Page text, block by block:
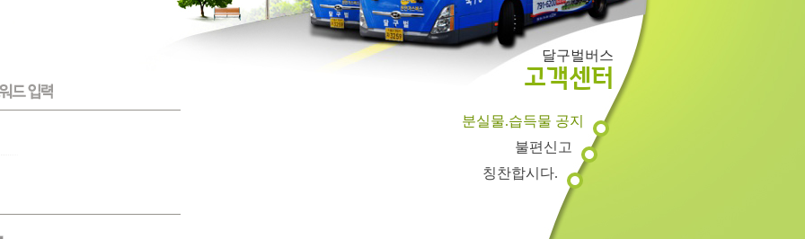
달구벌버스
고객센터
분실물.습득물 공지
불편신고
칭찬합시다.